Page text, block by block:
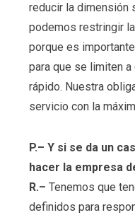
reducir la dimensión
podemos restringir
porque es
para que se limiten
rápido. Nuestra
servicio con la
P.– Y si se da un
hacer la empresa
R.– Tenemos que
definidos para